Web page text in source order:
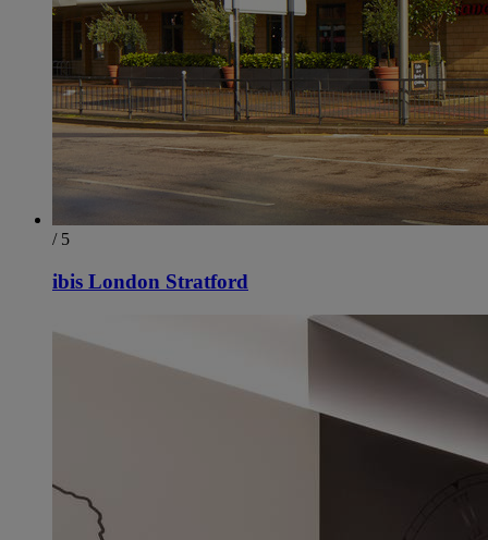
/ 5
ibis London Stratford